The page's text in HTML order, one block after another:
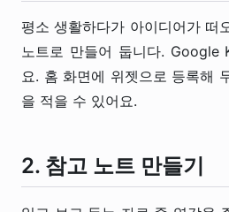
평소 생활하다가 아이디어가 떠
노트로 만들어 둡니다. Google
요. 홈 화면에 위젯으로 등록해
을 적을 수 있어요.
2. 참고 노트 만들기